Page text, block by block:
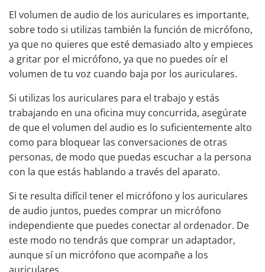
El volumen de audio de los auriculares es importante,
sobre todo si utilizas también la función de micrófono,
ya que no quieres que esté demasiado alto y empieces
a gritar por el micrófono, ya que no puedes oír el
volumen de tu voz cuando baja por los auriculares.
Si utilizas los auriculares para el trabajo y estás
trabajando en una oficina muy concurrida, asegúrate
de que el volumen del audio es lo suficientemente alto
como para bloquear las conversaciones de otras
personas, de modo que puedas escuchar a la persona
con la que estás hablando a través del aparato.
Si te resulta difícil tener el micrófono y los auriculares
de audio juntos, puedes comprar un micrófono
independiente que puedes conectar al ordenador. De
este modo no tendrás que comprar un adaptador,
aunque sí un micrófono que acompañe a los